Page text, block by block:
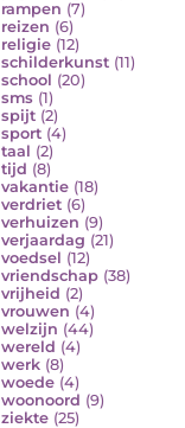
rampen (7)
reizen (6)
religie (12)
schilderkunst (11)
school (20)
sms (1)
spijt (2)
sport (4)
taal (2)
tijd (8)
vakantie (18)
verdriet (6)
verhuizen (9)
verjaardag (21)
voedsel (12)
vriendschap (38)
vrijheid (2)
vrouwen (4)
welzijn (44)
wereld (4)
werk (8)
woede (4)
woonoord (9)
ziekte (25)